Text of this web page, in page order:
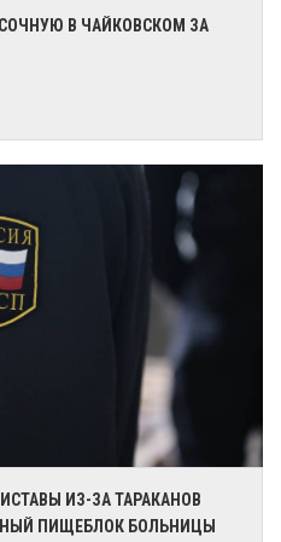
В ЧАЙКОВСКОМ ЗА
ИЗ-ЗА ТАРАКАНОВ
ПИЩЕБЛОК БОЛЬНИЦЫ